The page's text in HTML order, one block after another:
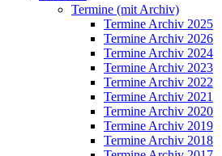
Termine (mit Archiv)
Termine Archiv 2025
Termine Archiv 2026
Termine Archiv 2024
Termine Archiv 2023
Termine Archiv 2022
Termine Archiv 2021
Termine Archiv 2020
Termine Archiv 2019
Termine Archiv 2018